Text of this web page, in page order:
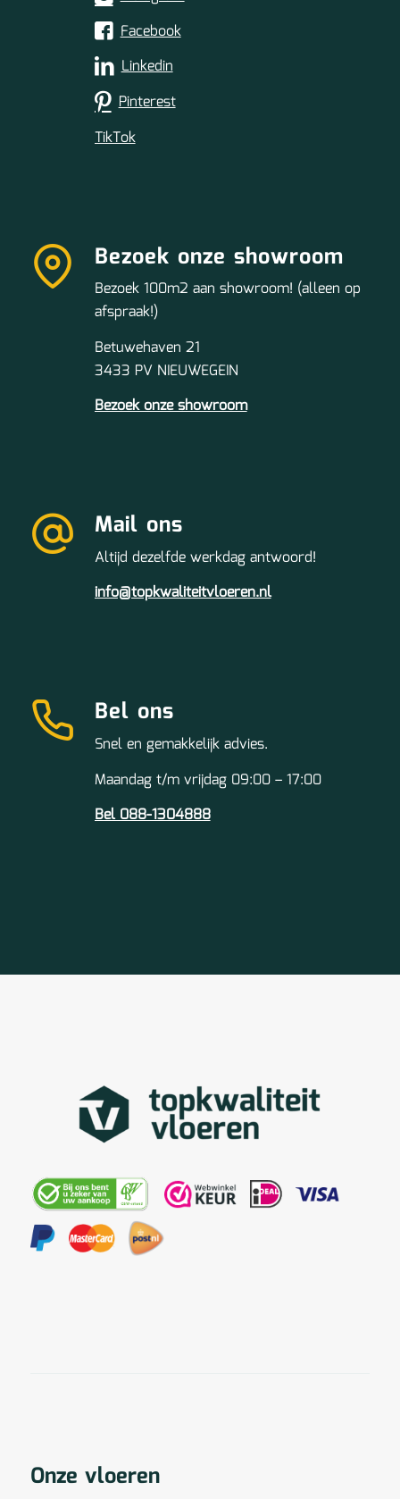
Facebook
Linkedin
Pinterest
TikTok
Bezoek onze showroom
Bezoek 100m2 aan showroom! (alleen op
afspraak!)
Betuwehaven 21
3433 PV NIEUWEGEIN
Bezoek onze showroom
Mail ons
Altijd dezelfde werkdag antwoord!
info@topkwaliteitvloeren.nl
Bel ons
Snel en gemakkelijk advies.
Maandag t/m vrijdag 09:00 – 17:00
Bel 088-1304888
Onze vloeren